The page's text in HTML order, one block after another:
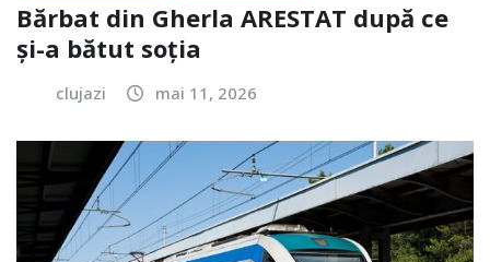
Bărbat din Gherla ARESTAT după ce
și-a bătut soția
clujazi mai 11, 2026